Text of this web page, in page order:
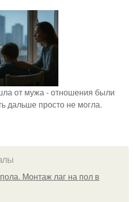
от мужа - отношения были
дальше просто не могла.
Монтаж лаг на пол в